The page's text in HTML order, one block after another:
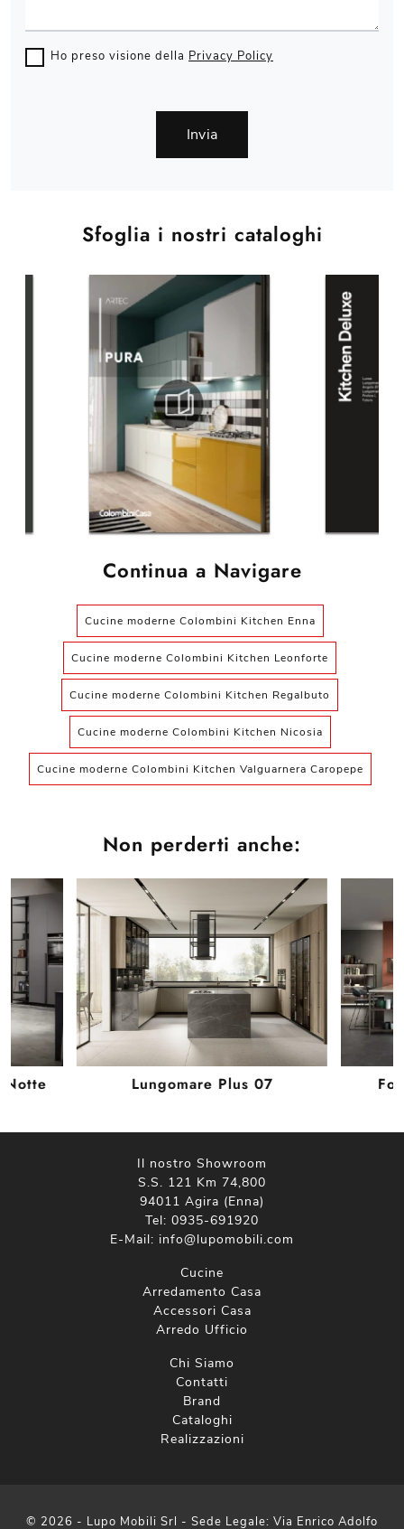
Sfoglia i nostri cataloghi
Continua a Navigare
Cucine moderne Colombini Kitchen Enna
Cucine moderne Colombini Kitchen Leonforte
Cucine moderne Colombini Kitchen Regalbuto
Cucine moderne Colombini Kitchen Nicosia
Cucine moderne Colombini Kitchen Valguarnera Caropepe
Ho preso visione della Privacy Policy
Invia
Non perderti anche:
Notte Lungomare Plus 07
Il nostro Showroom
S.S. 121 Km 74,800
94011 Agira (Enna)
Tel: 0935-691920
E-Mail: info@lupomobili.com
Cucine
Arredamento Casa
Accessori Casa
Arredo Ufficio
Chi Siamo
Contatti
Brand
Cataloghi
Realizzazioni
© 2026 - Lupo Mobili Srl - Sede Legale: Via Enrico Adolfo